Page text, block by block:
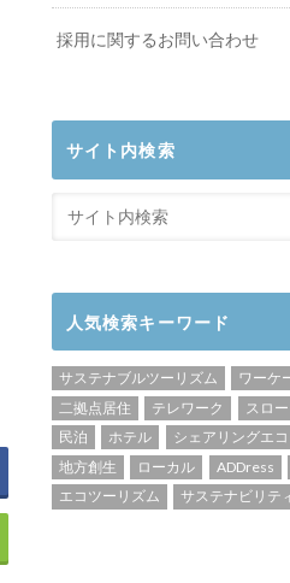
採用に関するお問い合わせ
サイト内検索
人気検索キーワード
サステナブルツーリズム ワーケ
二拠点居住
テレワーク スロ
民泊
ホテル シェアリングエ
地方創生
ローカル ADDress
エコツーリズム
サステナビリテ